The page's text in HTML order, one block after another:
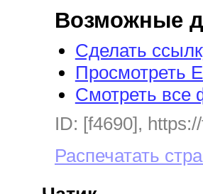
Возможные
Сделать
Просмотреть
Смотреть все
ID: [f4690],
Распечатать